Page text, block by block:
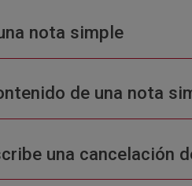
nota simple
de una nota
una cancelación